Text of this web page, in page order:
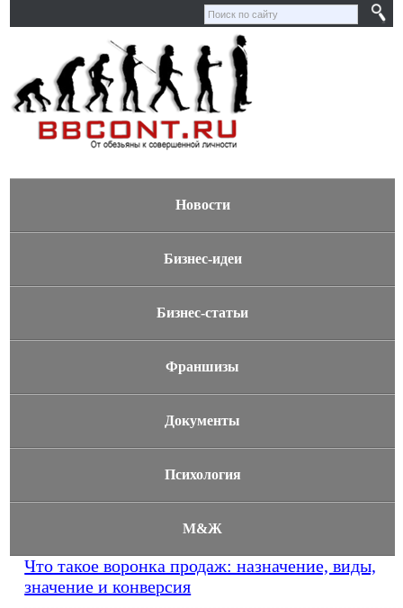
Новости
Бизнес-идеи
Бизнес-статьи
Франшизы
Документы
Психология
М&Ж
Что такое воронка продаж: назначение, виды,
значение и конверсия